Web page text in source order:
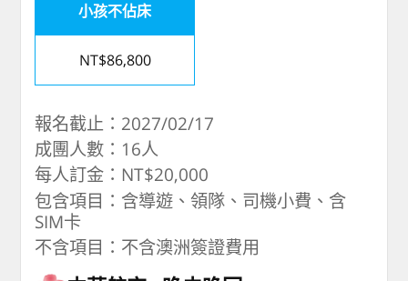
小孩不佔床
NT$86,800
報名截止：2027/02/17
成團人數：16人
每人訂金：NT$20,000
包含項目：含導遊、領隊、司機小費、含
SIM卡
不含項目：不含澳洲簽證費用